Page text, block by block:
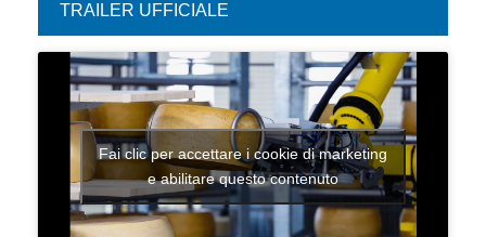
TRAILER UFFICIALE
Fai clic per accettare i cookie di marketing
e abilitare questo contenuto